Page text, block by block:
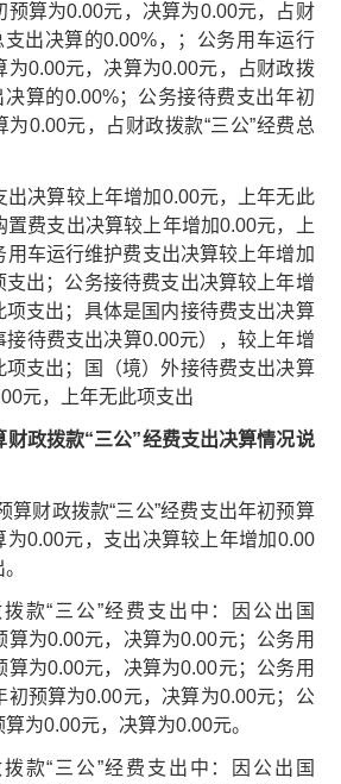
预算为0.00元，决算为0.00元，占财
支出决算的0.00%，；公务用车运行
为0.00元，决算为0.00元，占财政拨
决算的0.00%；公务接待费支出年初
0.00元，占财政拨款“三公”经费总
出决算较上年增加0.00元，上年无此
置费支出决算较上年增加0.00元，上
车运行维护费支出决算较上年增加
出；公务接待费支出决算较上年增
支出；具体是国内接待费支出决算
接待费支出决算0.00元），较上年增
支出；国（境）外接待费支出决算
元，上年无此项支出
财政拨款“三公”经费支出决算情况说
算财政拨款“三公”经费支出年初预算
为0.00元，支出决算较上年增加0.00
款“三公”经费支出中：因公出国
算为0.00元，决算为0.00元；公务用
算为0.00元，决算为0.00元；公务用
初预算为0.00元，决算为0.00元；公
为0.00元，决算为0.00元。
款“三公”经费支出中：因公出国